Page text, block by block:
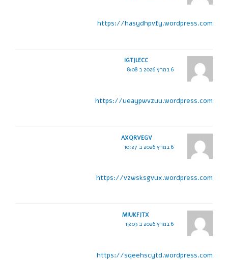
https://hasydhpvfy.wordpress.com
IGTJLECC
6 במרץ 2026 ב 8:08
https://ueaypwvzuu.wordpress.com
AXQRVEGV
6 במרץ 2026 ב 10:27
https://vzwsksgvux.wordpress.com
MIUKFJTX
6 במרץ 2026 ב 15:03
https://sqeehscytd.wordpress.com